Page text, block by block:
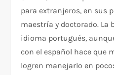
para extranjeros, en sus
maestría y doctorado. La
idioma portugués,
con el español hace que
logren manejarlo en